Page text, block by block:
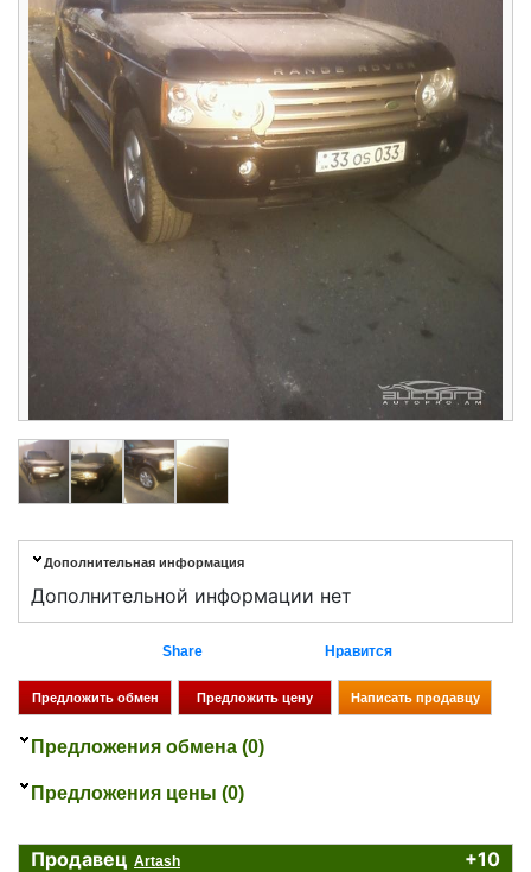
Дополнительная информация
Дополнительной информации нет
Share Нравится
Предложения обмена (0)
Предложения цены (0)
Продавец Artash +10